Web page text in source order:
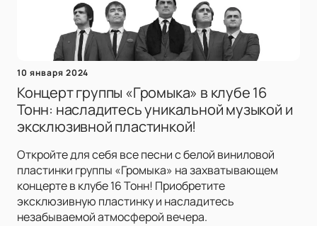
10 января 2024
Концерт группы «Громыка» в клубе 16
Тонн: насладитесь уникальной музыкой и
эксклюзивной пластинкой!
Откройте для себя все песни с белой виниловой
пластинки группы «Громыка» на захватывающем
концерте в клубе 16 Тонн! Приобретите
эксклюзивную пластинку и насладитесь
незабываемой атмосферой вечера.